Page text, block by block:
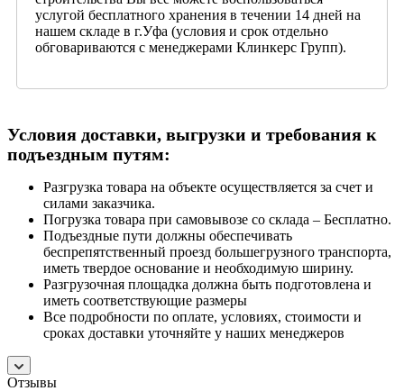
услугой бесплатного хранения в течении 14 дней на
нашем складе в г.Уфа (условия и срок отдельно
обговариваются с менеджерами Клинкерс Групп).
Условия доставки, выгрузки и требования к
подъездным путям:
Разгрузка товара на объекте осуществляется за счет и
силами заказчика.
Погрузка товара при самовывозе со склада – Бесплатно.
Подъездные пути должны обеспечивать
беспрепятственный проезд большегрузного транспорта,
иметь твердое основание и необходимую ширину.
Разгрузочная площадка должна быть подготовлена и
иметь соответствующие размеры
Все подробности по оплате, условиях, стоимости и
сроках доставки уточняйте у наших менеджеров
Отзывы